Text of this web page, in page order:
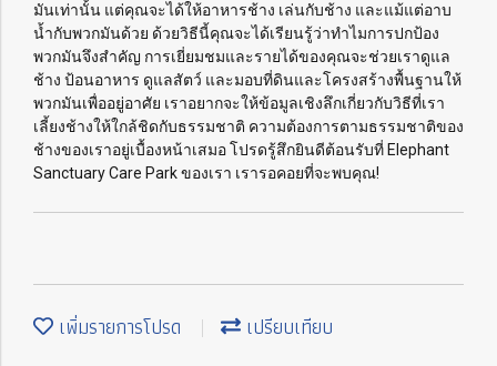
มันเท่านั้น แต่คุณจะได้ให้อาหารช้าง เล่นกับช้าง และแม้แต่อาบ
น้ำกับพวกมันด้วย ด้วยวิธีนี้คุณจะได้เรียนรู้ว่าทำไมการปกป้อง
พวกมันจึงสำคัญ การเยี่ยมชมและรายได้ของคุณจะช่วยเราดูแล
ช้าง ป้อนอาหาร ดูแลสัตว์ และมอบที่ดินและโครงสร้างพื้นฐานให้
พวกมันเพื่ออยู่อาศัย เราอยากจะให้ข้อมูลเชิงลึกเกี่ยวกับวิธีที่เรา
เลี้ยงช้างให้ใกล้ชิดกับธรรมชาติ ความต้องการตามธรรมชาติของ
ช้างของเราอยู่เบื้องหน้าเสมอ โปรดรู้สึกยินดีต้อนรับที่ Elephant
Sanctuary Care Park ของเรา เรารอคอยที่จะพบคุณ!
เพิ่มรายการโปรด เปรียบเทียบ